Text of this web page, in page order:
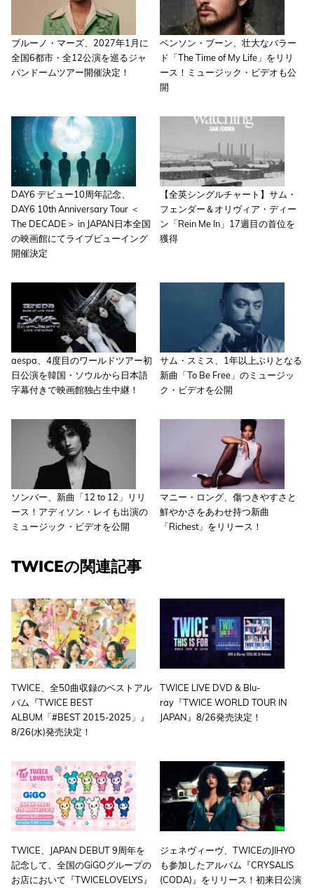
ブルーノ・マーズ、2027年1月に
全国6都市・全12公演を巡るジャ
パンドームツアー開催決定！
ベンソン・ブーン、壮大なバラー
ド「The Time of My Life」をリリ
ース！ミュージック・ビデオも公
開
DAY6 デビュー10周年記念、
DAY6 10th Anniversary Tour ＜
The DECADE＞ in JAPAN日本全国
の映画館にてライブビューイング
開催決定
【全英シングルチャート】サム・
フェンダー＆オリヴィア・ディー
ン「Rein Me In」17週目の首位を
獲得
aespa、4度目のワールドツアー初
日公演を韓国・ソウルから日本語
字幕付きで映画館独占生中継！
サム・スミス、1年以上ぶりとなる
新曲「To Be Free」のミュージッ
ク・ビデオを公開
ソンバー、新曲「12 to 12」リリ
ース！アディソン・レイも出演の
ミュージック・ビデオを公開
マニー・ロング、傷つきやすさと
鮮やかさをあわせ持つ新曲
「Richest」をリリース！
TWICEの関連記事
TWICE、全50曲収録のベストアル
バム『TWICE BEST
ALBUM「#BEST 2015-2025」』
8/26(水)発売決定！
TWICE LIVE DVD & Blu-
ray『TWICEWORLD TOUR IN
JAPAN』8/26発売決定！
TWICE、JAPAN DEBUT 9周年を
記念して、全国のGiGOグループの
お店において『TWICELOVELYS』
ジェネヴィーヴ、TWICEのJIHYO
も参加したアルバム『CRYSALIS
(CODA)』をリリース！初来日公演